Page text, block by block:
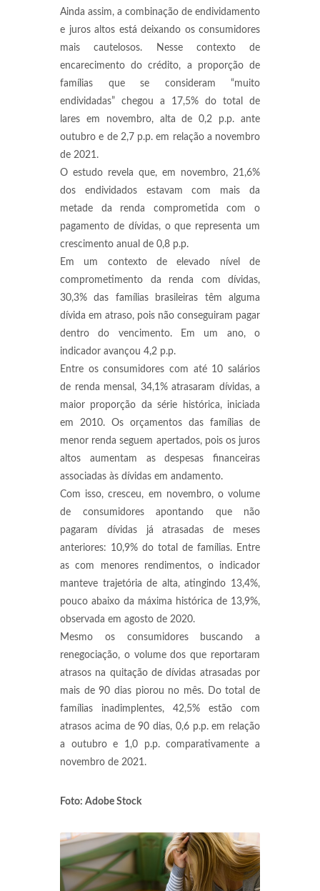
Ainda assim, a combinação de endividamento
e juros altos está deixando os consumidores
mais cautelosos. Nesse contexto de
encarecimento do crédito, a proporção de
famílias que se consideram “muito
endividadas” chegou a 17,5% do total de
lares em novembro, alta de 0,2 p.p. ante
outubro e de 2,7 p.p. em relação a novembro
de 2021.
O estudo revela que, em novembro, 21,6%
dos endividados estavam com mais da
metade da renda comprometida com o
pagamento de dívidas, o que representa um
crescimento anual de 0,8 p.p.
Em um contexto de elevado nível de
comprometimento da renda com dívidas,
30,3% das famílias brasileiras têm alguma
dívida em atraso, pois não conseguiram pagar
dentro do vencimento. Em um ano, o
indicador avançou 4,2 p.p.
Entre os consumidores com até 10 salários
de renda mensal, 34,1% atrasaram dívidas, a
maior proporção da série histórica, iniciada
em 2010. Os orçamentos das famílias de
menor renda seguem apertados, pois os juros
altos aumentam as despesas financeiras
associadas às dívidas em andamento.
Com isso, cresceu, em novembro, o volume
de consumidores apontando que não
pagaram dívidas já atrasadas de meses
anteriores: 10,9% do total de famílias. Entre
as com menores rendimentos, o indicador
manteve trajetória de alta, atingindo 13,4%,
pouco abaixo da máxima histórica de 13,9%,
observada em agosto de 2020.
Mesmo os consumidores buscando a
renegociação, o volume dos que reportaram
atrasos na quitação de dívidas atrasadas por
mais de 90 dias piorou no mês. Do total de
famílias inadimplentes, 42,5% estão com
atrasos acima de 90 dias, 0,6 p.p. em relação
a outubro e 1,0 p.p. comparativamente a
novembro de 2021.
Foto: Adobe Stock